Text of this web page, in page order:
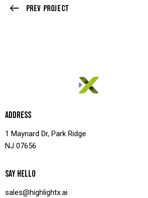
Prev Project
ADDRESS
1 Maynard Dr, Park Ridge
NJ 07656
SAY HELLO
sales@highlightx.ai